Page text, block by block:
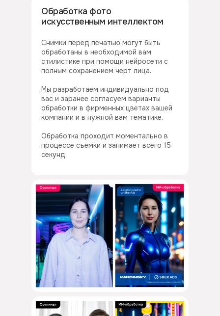
Обработка фото
искусственным интеллектом
Снимки перед печатью могут быть
обработаны в необходимой вам
стилистике при помощи нейросети с
полным сохранением черт лица.
Мы разработаем индивидуально под
вас и заранее согласуем варианты
обработки в фирменных цветах вашей
компании и в нужной вам тематике.
Обработка проходит моментально в
процессе съемки и занимает всего 15
секунд.